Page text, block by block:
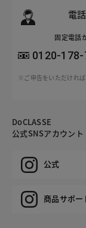
電
固定電話
0120-178-
※ご申告をいただけれ
DoCLASSE
公式SNSアカウント
公式
商品サポー